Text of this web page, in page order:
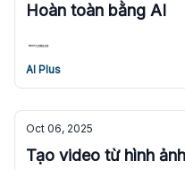
Hoàn toàn bằng AI
AI Plus
Oct 06, 2025
Tạo video từ hình